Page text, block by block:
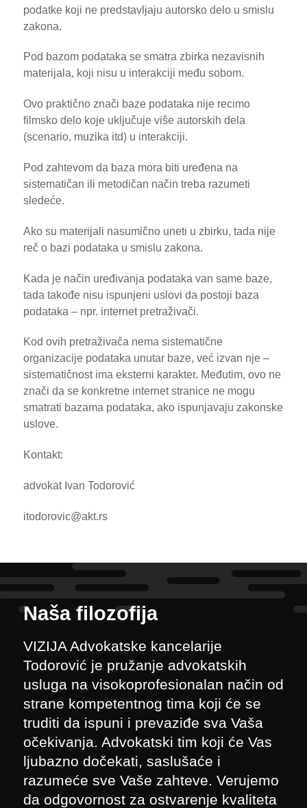
podatke koji ne predstavljaju autorsko delo u smislu
zakona.
Pod bazom podataka se smatra zbirka nezavisnih
materijala, koji nisu u interakciji među sobom.
Ovo praktično znači baze podataka nije recimo
filmsko delo koje uključuje više autorskih dela
(scenario, muzika itd) u interakciji.
Pod zahtevom da baza mora biti uređena na
sistematičan ili metodičan način treba razumeti
sledeće.
Ako su materijali nasumično uneti u zbirku, tada nije
reč o bazi podataka u smislu zakona.
Kada je način uređivanja podataka van same baze,
tada takođe nisu ispunjeni uslovi da postoji baza
podataka – npr. internet pretraživači.
Kod ovih pretraživača nema sistematične
organizacije podataka unutar baze, već izvan nje –
sistematičnost ima eksterni karakter. Međutim, ovo ne
znači da se konkretne internet stranice ne mogu
smatrati bazama podataka, ako ispunjavaju zakonske
uslove.
Kontakt:
advokat Ivan Todorović
itodorovic@akt.rs
Naša filozofija
VIZIJA Advokatske kancelarije
Todorović je pružanje advokatskih
usluga na visokoprofesionalan način od
strane kompetentnog tima koji će se
truditi da ispuni i prevaziđe sva Vaša
očekivanja. Advokatski tim koji će Vas
ljubazno dočekati, saslušaće i
razumeće sve Vaše zahteve. Verujemo
da odgovornost za ostvarenje kvaliteta